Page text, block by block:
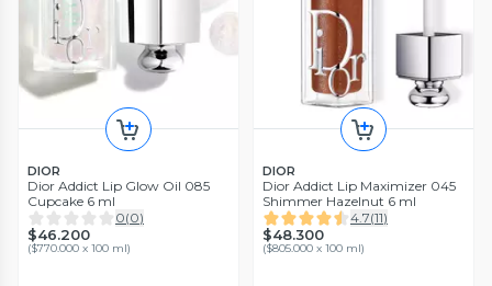
DIOR
Dior Addict Lip Glow Oil 085
Cupcake 6 ml
0(0)
$46.200
($770.000 x 100 ml)
DIOR
Dior Addict Lip Maximizer 045
Shimmer Hazelnut 6 ml
4.7(11)
$48.300
($805.000 x 100 ml)